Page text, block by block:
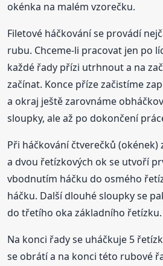
okénka na malém vzorečku.
Filetové háčkování se provádí
rubu. Chceme-li pracovat jen po
každé řady přízi utrhnout a na
začínat. Konce příze začistíme
a okraj ještě zarovnáme
sloupky, ale až po dokončení
Při háčkování čtverečků
a dvou řetízkových ok se utvoří
vbodnutím háčku do osmého
háčku. Další dlouhé sloupky se
do třetího oka základního řetízku.
Na konci řady se uháčkuje 5
se obrátí a na konci této rubové